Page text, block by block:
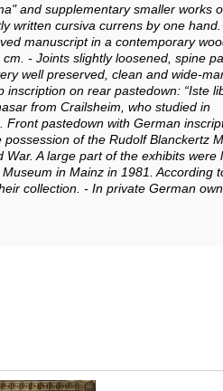
and supplementary smaller works
written cursiva currens by one hand.
manuscript in a contemporary
- Joints slightly loosened, spine
well preserved, clean and wide-
on rear pastedown: “Iste
from Crailsheim, who studied in
pastedown with German
of the Rudolf Blanckertz
A large part of the exhibits were
in Mainz in 1981. According
collection. - In private German